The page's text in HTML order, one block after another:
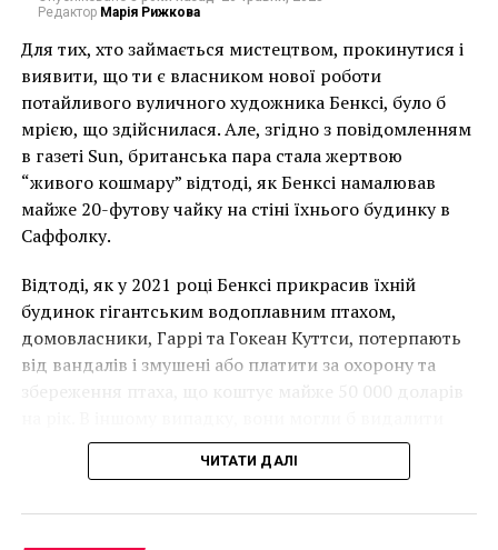
фруктами”
Пожалуй, цветы – это один из самых популярных
предметов, которые можно увидеть практически на
всех натюрмортах. Художники используют
увядающие цветы могут символизировать мрачное
напоминание о том, что жизнь, красота и
материальные блага довольно хрупки и
Редактор Марія Рижкова
Для тих, хто займається мистецтвом, прокинутися і
виявити, що ти є власником нової роботи
потайливого вуличного художника Бенксі, було б
мрією, що здійснилася. Але, згідно з повідомленням
в газеті Sun, британська пара стала жертвою
“живого кошмару” відтоді, як Бенксі намалював
майже 20-футову чайку на стіні їхнього будинку в
Саффолку.
Відтоді, як у 2021 році Бенксі прикрасив їхній
будинок гігантським водоплавним птахом,
домовласники, Гаррі та Гокеан Куттси, потерпають
від вандалів і змушені або платити за охорону та
збереження птаха, що коштує майже 50 000 доларів
мурал, що може коштувати до чверті мільйона
доларів.
ЧИТАТИ ДАЛІ